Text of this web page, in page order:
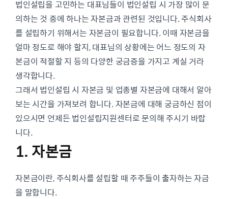
법인설립을 고민하는 대표님들이 법인설립 시 가장 많이 문
의하는 것 중에 하나는 자본금과 관련된 것입니다. 주식회사
를 설립하기 위해서는 자본금이 필요합니다. 이때 자본금을
얼마 정도로 해야 할지, 대표님의 상황에는 어느 정도의 자
본금이 적절할 지 등의 다양한 궁금증을 가지고 계실 거라
생각합니다.
그래서 법인설립 시 자본금 및 업종별 자본금에 대해서 알아
보는 시간을 가져보려 합니다. 자본금에 대해 궁금하신 점이
있으시면 언제든 법인설립지원센터로 문의해 주시기 바랍
니다.
1. 자본금
자본금이란, 주식회사를 설립할 때 주주들이 출자하는 자금
을 말합니다.